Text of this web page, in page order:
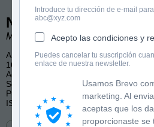
Introduce tu dirección de e-mail
abc@xyz.com
Acepto las condiciones y
Puedes cancelar tu suscripción
enlace de nuestra newsletter.
Usamos Brevo
marketing. Al
aceptas que los
proporcionaste se
Noa, popular a
Marina Tena Tena
A partir de 12 años
168 páginas
Adolescencia, Amistad, Desarrollo
Serie Amistad en Curso
Publicado por Santillana Educación
ISBN: 9788491226277
Cómpralo en